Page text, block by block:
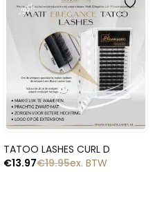
-30%
TATOO LASHES CURL D
€19.95
€13.97 ex. BTW